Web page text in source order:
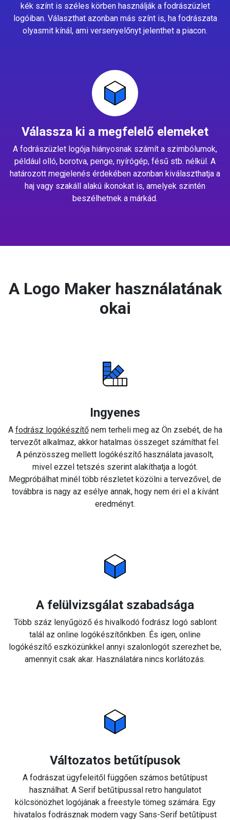
kék színt is széles körben használják a fodrászüzlet
logóiban. Választhat azonban más színt is, ha fodrászata
olyasmit kínál, ami versenyelőnyt jelenthet a piacon.
Válassza ki a megfelelő elemeket
A fodrászüzlet logója hiányosnak számít a szimbólumok,
például olló, borotva, penge, nyírógép, fésű stb. nélkül. A
határozott megjelenés érdekében azonban kiválaszthatja a
haj vagy szakáll alakú ikonokat is, amelyek szintén
beszélhetnek a márkád.
A Logo Maker használatának
okai
Ingyenes
A fodrász logókészítőnem terheli meg az Ön zsebét, de ha
tervezőt alkalmaz, akkor hatalmas összeget számíthat fel.
A pénzösszeg mellett logókészítő használata javasolt,
mivel ezzel tetszés szerint alakíthatja a logót.
Megpróbálhat minél több részletet közölni a tervezővel, de
továbbra is nagy az esélye annak, hogy nem éri el a kívánt
eredményt.
A felülvizsgálat szabadsága
Több száz lenyűgöző és hivalkodó fodrász logó sablont
talál az online logókészítőnkben. És igen, online
logókészítő eszközünkkel annyi szalonlogót szerezhet be,
amennyit csak akar. Használatára nincs korlátozás.
Változatos betűtípusok
A fodrászat ügyfeleitől függően számos betűtípust
használhat. A Serif betűtípussal retro hangulatot
kölcsönözhet logójának a freestyle tömeg számára. Egy
hivatalos fodrásznak modern vagy Sans-Serif betűtípust